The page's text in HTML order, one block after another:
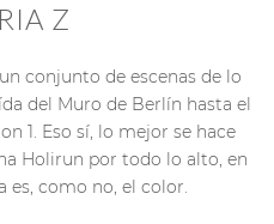
Z
conjunto de escenas de lo
del Muro de Berlín hasta el
1. Eso sí, lo mejor se hace
Holirun por todo lo alto, en
es, como no, el color.